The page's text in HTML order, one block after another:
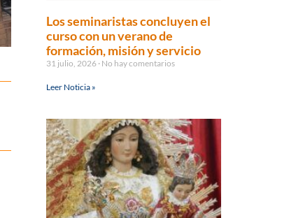
Los seminaristas concluyen el
curso con un verano de
formación, misión y servicio
31 julio, 2026 No hay comentarios
Leer Noticia »